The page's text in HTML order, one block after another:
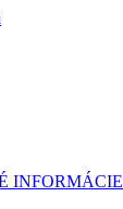
INFORMÁCIE